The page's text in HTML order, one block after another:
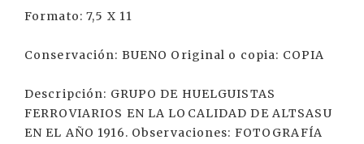
Formato: 7,5 X 11
Conservación: BUENO Original o copia: COPIA
Descripción: GRUPO DE HUELGUISTAS
FERROVIARIOS EN LA LOCALIDAD DE ALTSASU
EN EL AÑO 1916. Observaciones: FOTOGRAFÍA